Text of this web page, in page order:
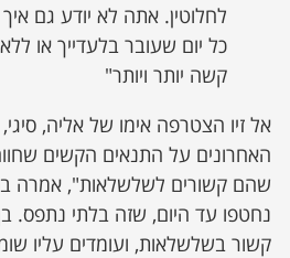
לחלוטין. אתה לא יודע גם
כל יום שעובר בלעדייך או
קשה יותר ויותר"
אל זיו הצטרפה אימו של אליה,
האחרונים על התנאים הקשים
שהם קשורים לשלשלאות", אמרה
קשור בשלשלאות, ועומדים עליו